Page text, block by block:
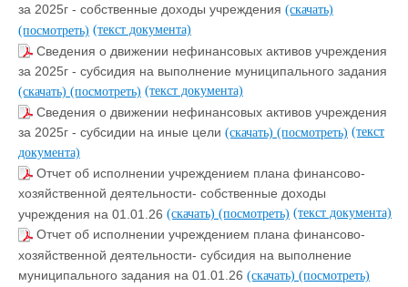
за 2025г - собственные доходы учреждения (скачать)
(посмотреть) (текст документа)
Сведения о движении нефинансовых активов учреждения
за 2025г - субсидия на выполнение муниципального задания
(скачать) (посмотреть) (текст документа)
Сведения о движении нефинансовых активов учреждения
за 2025г - субсидии на иные цели (скачать) (посмотреть) (текст
документа)
Отчет об исполнении учреждением плана финансово-
хозяйственной деятельности- собственные доходы
учреждения на 01.01.26 (скачать) (посмотреть) (текст документа)
Отчет об исполнении учреждением плана финансово-
хозяйственной деятельности- субсидия на выполнение
муниципального задания на 01.01.26 (скачать) (посмотреть)